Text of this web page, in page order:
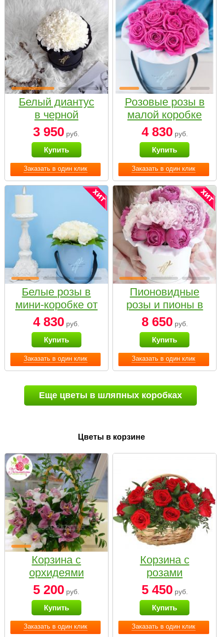
Заказать в один клик
Белый диантус
в черной
коробке Small
3 950 руб.
Купить
Заказать в один клик
Розовые розы в
малой коробке
4 830руб.
Купить
Заказать в один клик
Белые розы в
мини-коробке от
Bella Fiori
4 830 руб.
Купить
Заказать в один клик
Пионовидные
розы и пионы в
белой коробке
Small
8 650руб.
Купить
Еще цветы в шляпных коробках
Цветы в корзине
Заказать в один клик
Корзина с
орхидеями
малая
5 200 руб.
Купить
Заказать в один клик
Корзина с
розами
«Красный
Париж»
5 450руб.
Купить